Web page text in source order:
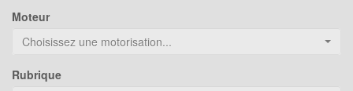
Moteur
Choisissez une motorisation...
Rubrique